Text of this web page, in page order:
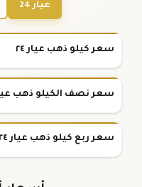
عيار 24
سعر كيلو ذهب عيار ٢٤
سعر نصف الكيلو ذهب عيار
سعر ربع كيلو ذهب عيار ٢٤